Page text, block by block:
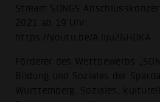
Stream SONGS
2021 ab 19 Uhr:
https://youtu.be/AJiju2GHDKA
Förderer des Wettbewerbs
Bildung und Soziales der
Württemberg. Soziales,